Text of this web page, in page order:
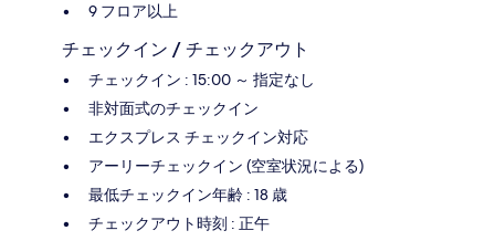
9 フロア以上
チェックイン / チェックアウト
チェックイン : 15:00 ～ 指定なし
非対面式のチェックイン
エクスプレス チェックイン対応
アーリーチェックイン (空室状況による)
最低チェックイン年齢 : 18 歳
チェックアウト時刻 : 正午